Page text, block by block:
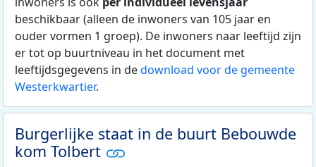
beschikbaar (alleen de inwoners van 105 jaar en
ouder vormen 1 groep). De inwoners naar leeftijd zijn
er tot op buurtniveau in het document met
leeftijdsgegevens in dedownload voor de gemeente
Westerkwartier.
Burgerlijke staat in de buurt Bebouwde
kom Tolbert